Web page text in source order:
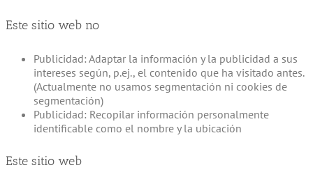
Este sitio web no
Publicidad: Adaptar la información y la publicidad a sus
intereses según, p.ej., el contenido que ha visitado antes.
(Actualmente no usamos segmentación ni cookies de
segmentación)
Publicidad: Recopilar información personalmente
identificable como el nombre y la ubicación
Este sitio web